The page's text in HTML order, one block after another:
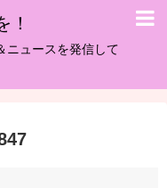
！
ニュースを発信して